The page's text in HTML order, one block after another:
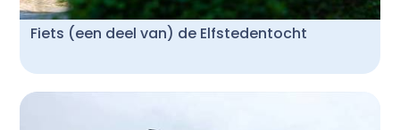
Fiets (een deel van) de Elfstedentocht